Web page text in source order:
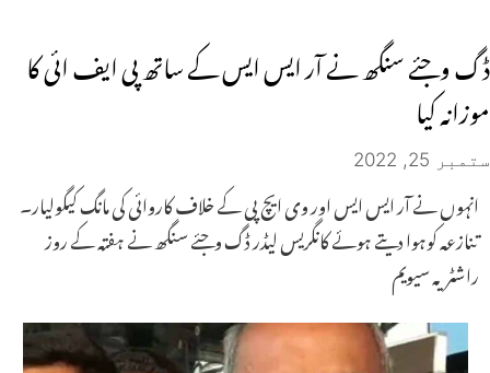
ڈگ وجئے سنگھ نے آر ایس ایس کے ساتھ پی ایف ائی کا
موزانہ کیا
ستمبر 25, 2022
انہوں نے آر ایس ایس اور وی ایچ پی کے خلاف کاروائی کی مانگ کیگولیار۔
تنازعہ کوہوا دیتے ہوئے کانگریس لیڈر ڈگ وجئے سنگھ نے ہفتہ کے روز
راشٹریہ سیویم